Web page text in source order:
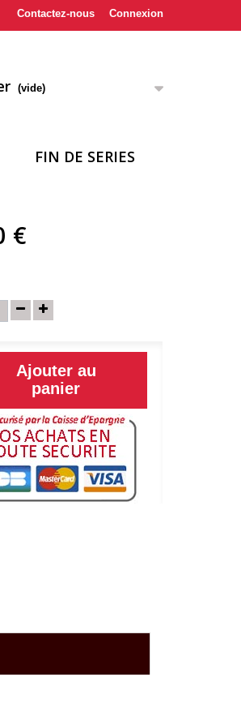
Connexion
Contactez-nous
(vide)
FIN DE SERIES
€
Ajouter au
panier